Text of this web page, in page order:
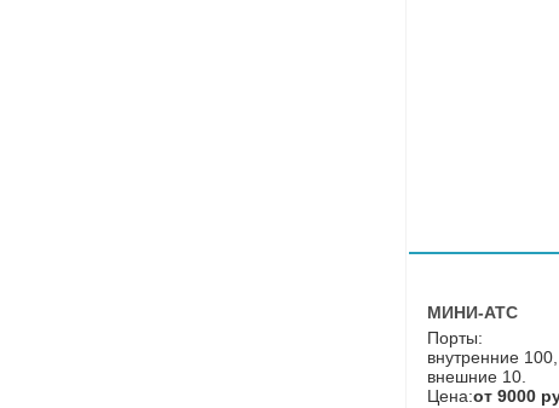
МИНИ-АТС
Порты:
внутренние 100,
внешние 10.
Цена:от 9000